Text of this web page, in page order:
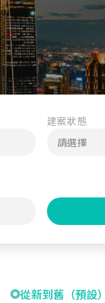
建案狀態
從新到舊（預設）